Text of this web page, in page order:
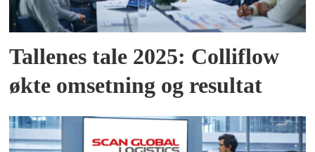
Tallenes tale 2025: Colliflow
økte omsetning og resultat